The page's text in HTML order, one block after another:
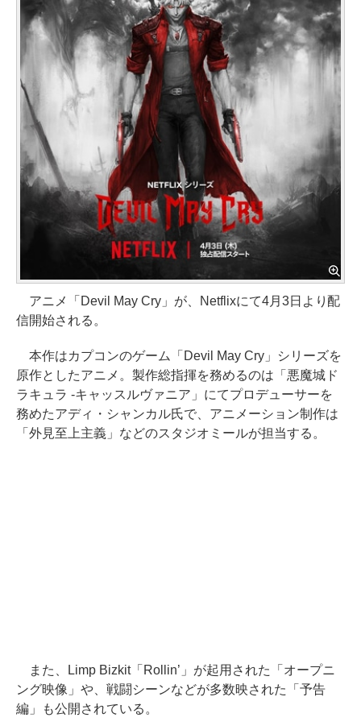
アニメ「Devil May Cry」が、Netflixにて4月3日より配
信開始される。
本作はカプコンのゲーム「Devil May Cry」シリーズを
原作としたアニメ。製作総指揮を務めるのは「悪魔城ド
ラキュラ -キャッスルヴァニア」にてプロデューサーを
務めたアディ・シャンカル氏で、アニメーション制作は
「外見至上主義」などのスタジオミールが担当する。
また、Limp Bizkit「Rollin’」が起用された「オープニ
ング映像」や、戦闘シーンなどが多数映された「予告
編」も公開されている。